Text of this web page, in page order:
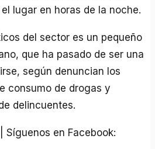
lugar en horas de la noche.
del sector es un pequeño
que ha pasado de ser una
según denuncian los
consumo de drogas y
delincuentes.
Síguenos en Facebook: